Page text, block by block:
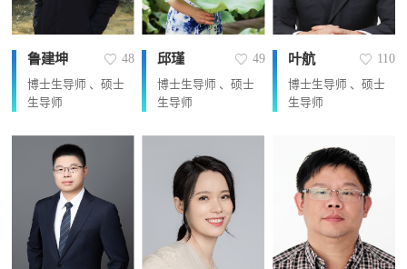
鲁建坤 48
博士生导师 、硕士
生导师
邱瑾 49
博士生导师 、硕士
生导师
叶航 110
博士生导师 、硕士
生导师